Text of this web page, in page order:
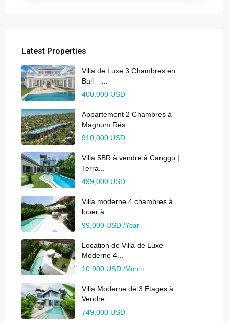
Latest Properties
Villa de Luxe 3 Chambres en
Bail – ...
400,000 USD
Appartement 2 Chambres à
Magnum Rés...
910,000 USD
Villa 5BR à vendre à Canggu |
Terra...
499,000 USD
Villa moderne 4 chambres à
louer à ...
99,000 USD /Year
Location de Villa de Luxe
Moderne 4...
10,900 USD /Month
Villa Moderne de 3 Étages à
Vendre ...
749,000 USD